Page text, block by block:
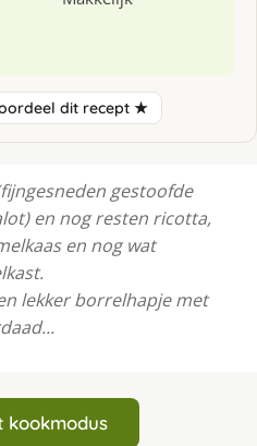
dit recept ★
gestoofde
en nog resten ricotta,
en nog wat
lekker borrelhapje met
kookmodus